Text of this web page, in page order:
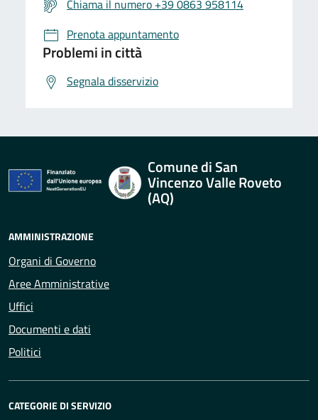
Chiama il numero +39 0863 958114
Prenota appuntamento
Problemi in città
Segnala disservizio
Comune di San
Vincenzo Valle Roveto
(AQ)
AMMINISTRAZIONE
Organi di Governo
Aree Amministrative
Uffici
Documenti e dati
Politici
CATEGORIE DI SERVIZIO